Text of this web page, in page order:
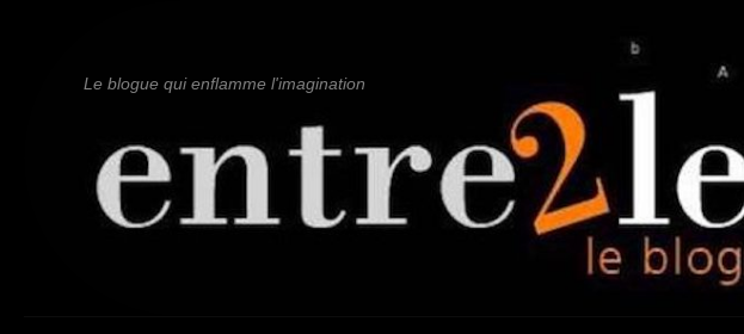
Le blogue qui enflamme l'imagination